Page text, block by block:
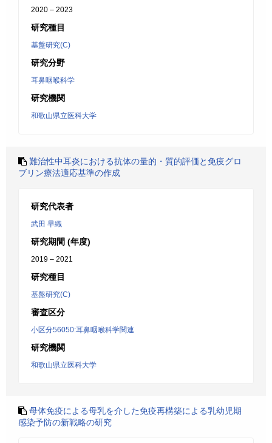
2020 – 2023
研究種目
基盤研究(C)
研究分野
耳鼻咽喉科学
研究機関
和歌山県立医科大学
難治性中耳炎における抗体の量的・質的評価と免疫グロ
ブリン療法適応基準の作成
研究代表者
武田 早織
研究期間 (年度)
2019 – 2021
研究種目
基盤研究(C)
審査区分
小区分56050:耳鼻咽喉科学関連
研究機関
和歌山県立医科大学
母体免疫による母乳を介した免疫再構築による乳幼児期
感染予防の新戦略の研究